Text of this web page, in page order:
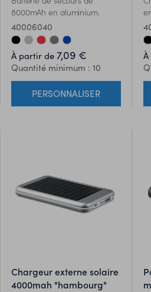
8000mAh en aluminium.
40006040
À partir de 7,09 €
Quantité minimum : 10
PERSONNALISER
chargeur externe solaire
4000mah "hambourg"
powerbank sans fil 8000